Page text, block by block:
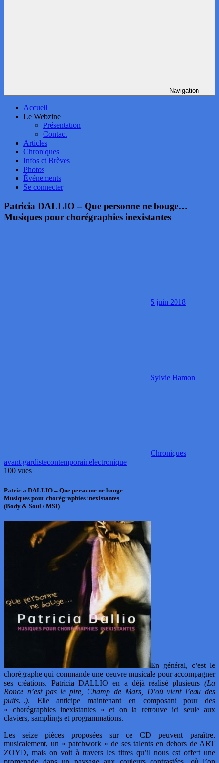
Navigation
Accueil
Le Webzine
Présentation
Contact
Articles
Chroniques
Infos et Brèves
Photos
Événements
Se connecter
Patricia DALLIO – Que personne ne bouge…
Musiques pour chorégraphies inexistantes
5 juin 2018
Sylvie Hamon
Chroniques
avant-gardistecontemporainelectronique
100 vues
Patricia DALLIO – Que personne ne bouge…
Musiques pour chorégraphies inexistantes
(Body & Soul / MSI)
En général, c’est le
chorégraphe qui commande une oeuvre musicale pour accompagner
ses créations. Patricia DALLIO en a déjà réalisé plusieurs (La
Ronce n’est pas le pire, Champ de Mars, D’où vient l’eau des
puits…). Elle anticipe maintenant en composant pour des
« chorégraphies inexistantes » et on la retrouve ici seule aux
claviers, samplings et programmations.
Les seize pièces proposées sur ce CD peuvent paraître,
musicalement, un « patchwork » de ses talents en dehors de ART
ZOYD, mais on voit à travers les titres qu’il nous est offert une
promenade dans un paysage aux couleurs contrastées, où l’on